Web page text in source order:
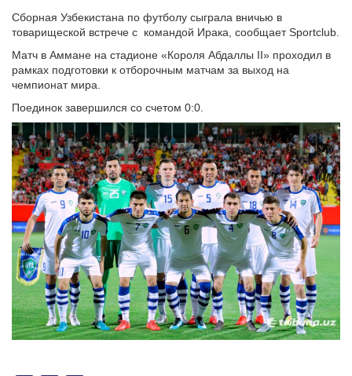
Сборная Узбекистана по футболу сыграла вничью в
товарищеской встрече с командой Ирака, сообщает Sportclub.
Матч в Аммане на стадионе «Короля Абдаллы II» проходил в
рамках подготовки к отборочным матчам за выход на
чемпионат мира.
Поединок завершился со счетом 0:0.